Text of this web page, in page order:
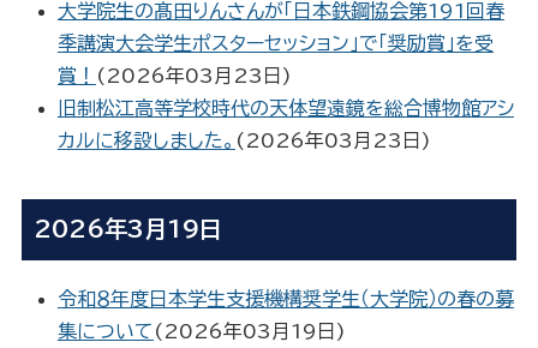
大学院生の髙田りんさんが「日本鉄鋼協会第191回春
季講演大会学生ポスターセッション」で「奨励賞」を受
賞！ ( 2026年03月23日 )
旧制松江高等学校時代の天体望遠鏡を総合博物館アシ
カルに移設しました。 ( 2026年03月23日 )
2026年3月19日
令和８年度日本学生支援機構奨学生（大学院）の春の募
集について ( 2026年03月19日 )